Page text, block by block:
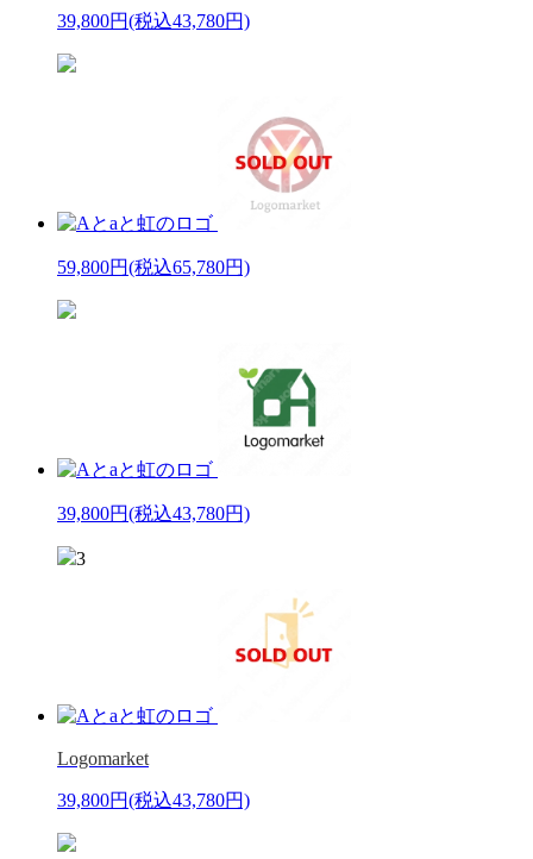
39,800円(税込43,780円)
59,800円(税込65,780円)
39,800円(税込43,780円)
3
Logomarket
39,800円(税込43,780円)